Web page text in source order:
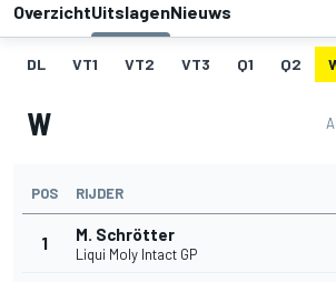
OverzichtUitslagenNieuws
DL VT1 VT2 VT3 Q1 Q2
W
POS RIJDER
1 M. Schrötter
Liqui Moly Intact GP